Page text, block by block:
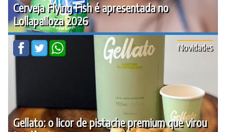
Cerveja Flying Fish é apresentada no
Lollapalloza 2026
Gellato: o licor de pistache premium que virou
Novidades